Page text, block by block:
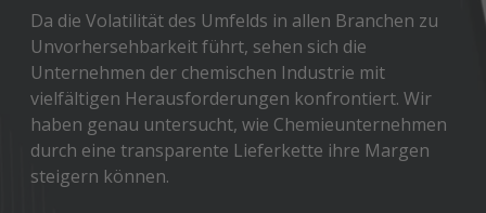
Da die Volatilität des Umfelds in allen Branchen zu
Unvorhersehbarkeit führt, sehen sich die
Unternehmen der chemischen Industrie mit
vielfältigen Herausforderungen konfrontiert. Wir
haben genau untersucht, wie Chemieunternehmen
durch eine transparente Lieferkette ihre Margen
steigern können.